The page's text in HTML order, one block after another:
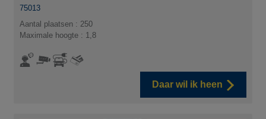
75013
Aantal plaatsen : 250
Maximale hoogte : 1,8
Daar wil ik heen